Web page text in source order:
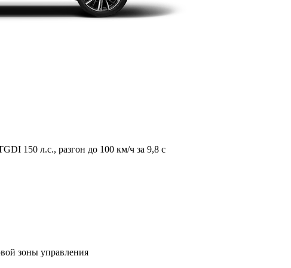
150 л.с., разгон до 100 км/ч за 9,8 с
зоны управления